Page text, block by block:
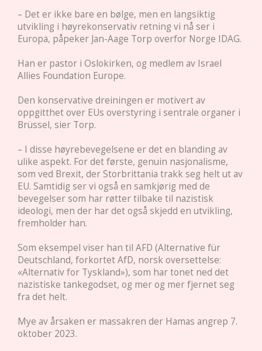
– Det er ikke bare en bølge, men en langsiktig
utvikling i høyrekonservativ retning vi nå ser i
Europa, påpeker Jan-Aage Torp overfor Norge IDAG.
Han er pastor i Oslokirken, og medlem av Israel
Allies Foundation Europe.
Den konservative dreiningen er motivert av
oppgitthet over EUs overstyring i sentrale organer i
Brüssel, sier Torp.
– I disse høyrebevegelsene er det en blanding av
ulike aspekt. For det første, genuin nasjonalisme,
som ved Brexit, der Storbrittania trakk seg helt ut av
EU. Samtidig ser vi også en samkjørig med de
bevegelser som har røtter tilbake til nazistisk
ideologi, men der har det også skjedd en utvikling,
fremholder han.
Som eksempel viser han til AFD (Alternative für
Deutschland, forkortet AfD, norsk oversettelse:
«Alternativ for Tyskland»), som har tonet ned det
nazistiske tankegodset, og mer og mer fjernet seg
fra det helt.
Mye av årsaken er massakren der Hamas angrep 7.
oktober 2023.